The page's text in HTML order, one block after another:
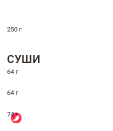
250 г
СУШИ
64 г
64 г
74 г